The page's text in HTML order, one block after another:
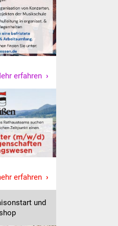
Volkshochschule
Soziale Einrichtungen
Lokale Agenda
Jugendhaus
Fachteam Jugend
Familienzentrum
Stadtwerke
erfahren
erfahren
und